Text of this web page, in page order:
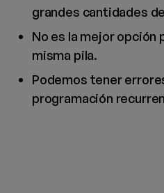
grandes cantidades
No es la mejor opción
misma pila.
Podemos tener
programación